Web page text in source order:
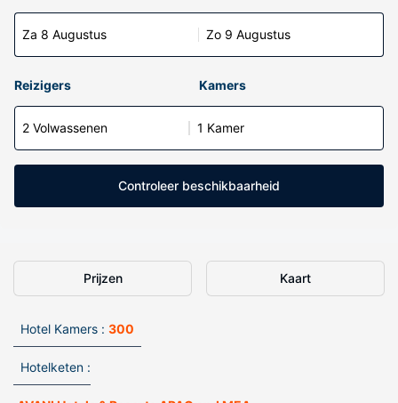
Za 8 Augustus Zo 9 Augustus
Reizigers Kamers
2 Volwassenen 1 Kamer
Controleer beschikbaarheid
Prijzen Kaart
Hotel Kamers : 300
Hotelketen :